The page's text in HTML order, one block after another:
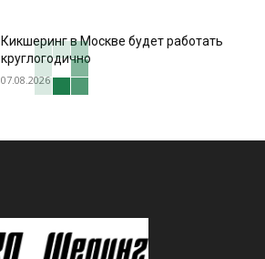
Кикшеринг в Москве будет работать
круглогодично
07.08.2026